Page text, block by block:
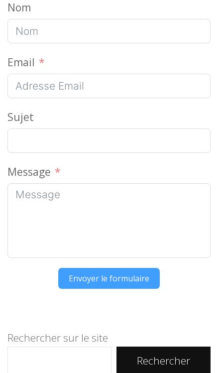
Nom
Email
Sujet
Message
Envoyer le formulaire
Rechercher sur le site
Rechercher